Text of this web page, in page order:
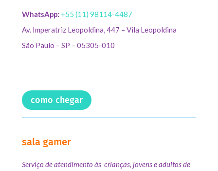
WhatsApp: +55 (11) 98114-4487
Av. Imperatriz Leopoldina, 447 – Vila Leopoldina
São Paulo – SP – 05305-010
como chegar
sala gamer
Serviço de atendimento às crianças, jovens e adultos de